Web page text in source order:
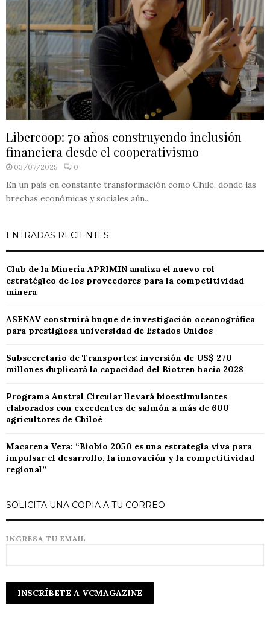
Libercoop: 70 años construyendo inclusión
financiera desde el cooperativismo
03/07/2025 0
En un país en constante transformación como Chile, donde las
brechas económicas y sociales aún...
ENTRADAS RECIENTES
Club de la Minería APRIMIN analiza el nuevo rol
estratégico de los proveedores para la competitividad
minera
ASENAV construirá buque de investigación oceanográfica
para prestigiosa universidad de Estados Unidos
Subsecretario de Transportes: inversión de US$ 270
millones duplicará la capacidad del Biotren hacia 2028
Programa Austral Circular llevará bioestimulantes
elaborados con excedentes de salmón a más de 600
agricultores de Chiloé
Macarena Vera: “Biobío 2050 es una estrategia viva para
impulsar el desarrollo, la innovación y la competitividad
regional”
SOLICITA UNA COPIA A TU CORREO
INGRESA TU EMAIL